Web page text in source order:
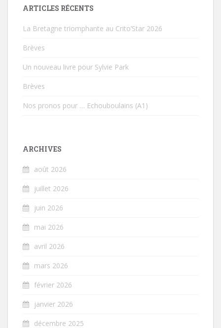
ARTICLES RÉCENTS
La Bretagne triomphante au Crito’Star 2026
Brèves
Un nouveau livre pour Sylvie Park
Brèves
Nos pronos pour … Echouboulains (A1)
ARCHIVES
août 2026
juillet 2026
juin 2026
mai 2026
avril 2026
mars 2026
février 2026
janvier 2026
décembre 2025